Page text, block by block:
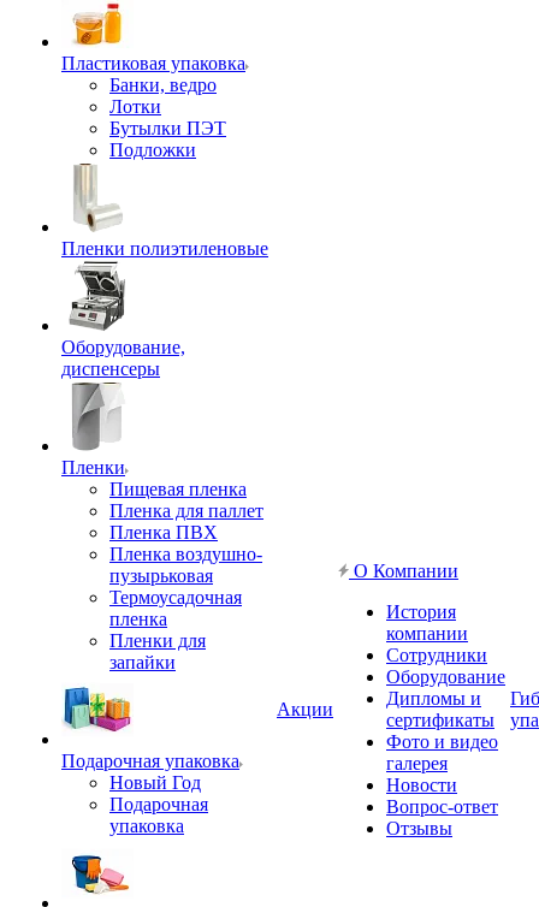
Пластиковая упаковка
Банки, ведро
Лотки
Бутылки ПЭТ
Подложки
Пленки полиэтиленовые
Оборудование,
диспенсеры
Пленки
Пищевая пленка
Пленка для паллет
Пленка ПВХ
Пленка воздушно-
пузырьковая
Термоусадочная
пленка
Пленки для
запайки
Подарочная упаковка
Новый Год
Подарочная
упаковка
Акции
О Компании
История
компании
Сотрудники
Оборудование
Дипломы и
сертификаты
Фото и видео
галерея
Новости
Вопрос-ответ
Отзывы